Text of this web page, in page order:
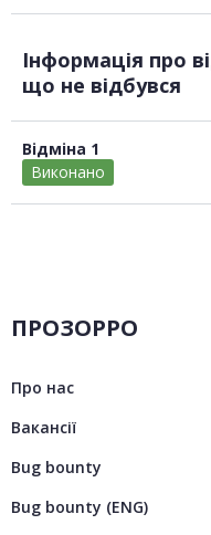
Інформація про
що не відбувся
Відміна 1
Виконано
ПРОЗОРРО
Про нас
Вакансії
Bug bounty
Bug bounty (ENG)